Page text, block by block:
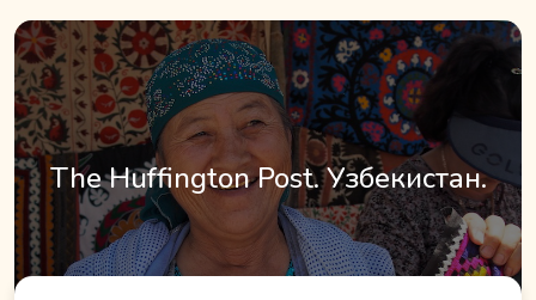
The Huffington Post. Узбекистан.